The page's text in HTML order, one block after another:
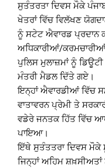
ਸੁਤੰਤਰਤਾ ਦਿਵਸ ਮੌਕੇ
ਖੇਤਰਾਂ ਵਿੱਚ ਵਿਲੱਖਣ
ਨੂੰ ਸਟੇਟ ਐਵਾਰਡ ਪ੍ਰਦਾਨ
ਅਧਿਕਾਰੀਆਂ/
ਪੁਲਿਸ ਮੁਲਾਜ਼ਮਾਂ ਨੂੰ
ਮੰਤਰੀ ਮੈਡਲ ਦਿੱਤੇ ਗਏ।
ਇਨ੍ਹਾਂ ਐਵਾਰਡੀਆਂ ਵਿੱਚ
ਵਾਤਾਵਰਨ ਪ੍ਰੇਮੀ ਤੇ
ਵਡੇਰੇ ਜਨਤਕ ਹਿੱਤ ਵਿੱਚ
ਪਾਇਆ।
ਇੱਥੇ ਸੁਤੰਤਤਰਾ ਦਿਵਸ ਮੌਕੇ
ਜਿਨ੍ਹਾਂ ਅਹਿਮ